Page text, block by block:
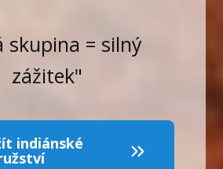
skupina = silný
zážitek"
indiánské